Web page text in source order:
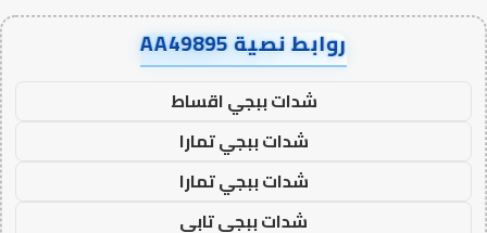
روابط نصية AA49895
شدات ببجي اقساط
شدات ببجي تمارا
شدات ببجي تمارا
شدات ببجي تابي